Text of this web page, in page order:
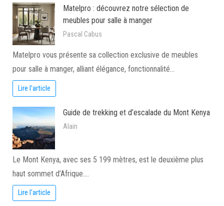
Matelpro : découvrez notre sélection de
meubles pour salle à manger
Pascal Cabus
Matelpro vous présente sa collection exclusive de meubles
pour salle à manger, alliant élégance, fonctionnalité…
Lire l'article
Guide de trekking et d’escalade du Mont Kenya
Alain
Le Mont Kenya, avec ses 5 199 mètres, est le deuxième plus
haut sommet d’Afrique.…
Lire l'article